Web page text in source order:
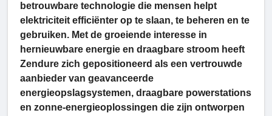
betrouwbare technologie die mensen helpt
elektriciteit efficiënter op te slaan, te beheren en te
gebruiken. Met de groeiende interesse in
hernieuwbare energie en draagbare stroom heeft
Zendure zich gepositioneerd als een vertrouwde
aanbieder van geavanceerde
energieopslagsystemen, draagbare powerstations
en zonne-energieoplossingen die zijn ontworpen